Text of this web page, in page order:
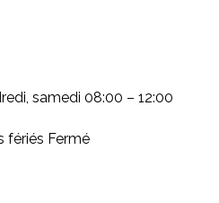
samedi 08:00 – 12:00
fériés Fermé